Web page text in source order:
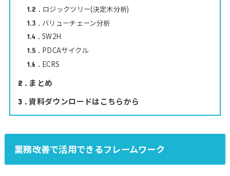
1.2 ロジックツリー(決定木分析)
1.3 バリューチェーン分析
1.4 5W2H
1.5 PDCAサイクル
1.6 ECRS
2 まとめ
3 資料ダウンロードはこちらから
業務改善で活用できるフレームワーク